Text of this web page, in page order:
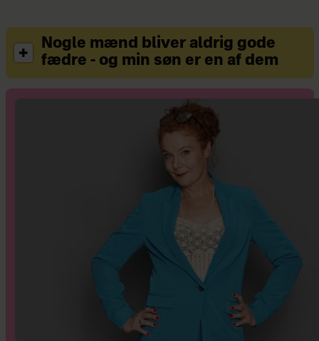
Nogle mænd bliver aldrig gode
fædre - og min søn er en af dem